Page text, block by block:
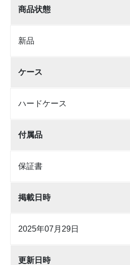
商品状態
新品
ケース
ハードケース
付属品
保証書
掲載日時
2025年07月29日
更新日時